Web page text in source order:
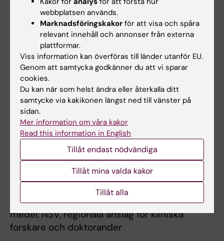
universitet
Tyskland:Docent Marcus Ebeling, Dr. rer. Pol,
Max Planck Institute for Demographic
Research och Rostocks universitet
Gruppen har sedan 2018 erhållit mer än 30
miljoner SEK i nationell och regional
finansiering.
Nationellt:
Vetenskapsrådet, FORTE, Konung Gustaf V:s
och Drottning Victorias stiftelse
Regionalt:
Centrum för innovativ medicin (CIMED), ALF-
medel, NSV, regionala anslag för kliniska
forskare och doktorander
webbplatsen används.
Marknadsföringskakor för att visa och spåra
relevant innehåll och annonser från externa
plattformar.
Viss information kan överföras till länder utanför EU.
Genom att samtycka godkänner du att vi sparar
cookies.
Du kan när som helst ändra eller återkalla ditt
samtycke via kakikonen längst ned till vänster på
sidan.
Mer information om våra kakor
Read this information in English
Tillåt endast nödvändiga
Tillåt mina valda kakor
Tillåt alla